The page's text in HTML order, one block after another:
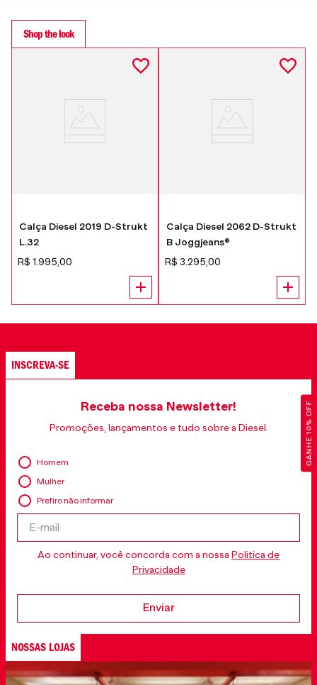
GANHE 10% OFF
Shop the look
Calça Diesel 2019 D-Strukt
L.32
R$ 1 995 00
Calça Diesel 2062 D-Strukt
B Joggjeans®
R$ 3 295 00
INSCREVA-SE
Receba nossa Newsletter!
Promoções, lançamentos e tudo sobre a Diesel.
Homem
Mulher
Prefiro não informar
Ao continuar, você concorda com a nossa Politica de
Privacidade
Enviar
NOSSAS LOJAS